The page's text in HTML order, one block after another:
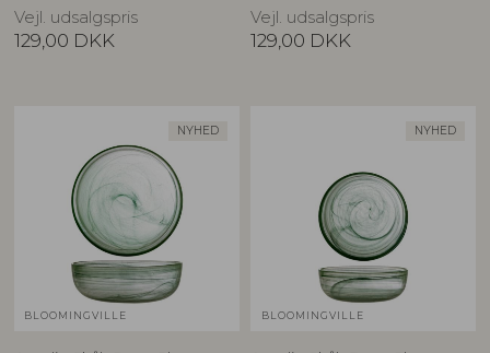
Vejl. udsalgspris
129,00 DKK
Vejl. udsalgspris
129,00 DKK
NYHED
BLOOMINGVILLE
NYHED
BLOOMINGVILLE